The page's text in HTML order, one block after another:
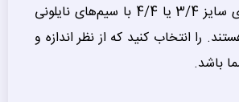
مبتدیان، گیتارهای سایز 3/4 یا 4/4 با سیم‌های نایلونی
را انتخاب کنید که از نظر اندازه و
باشد.